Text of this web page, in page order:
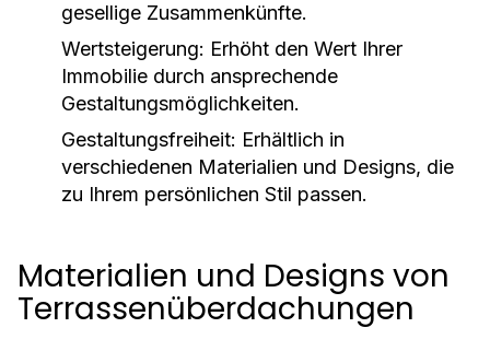
gesellige Zusammenkünfte.
Wertsteigerung: Erhöht den Wert Ihrer
Immobilie durch ansprechende
Gestaltungsmöglichkeiten.
Gestaltungsfreiheit: Erhältlich in
verschiedenen Materialien und Designs, die
zu Ihrem persönlichen Stil passen.
Materialien und Designs von
Terrassenüberdachungen